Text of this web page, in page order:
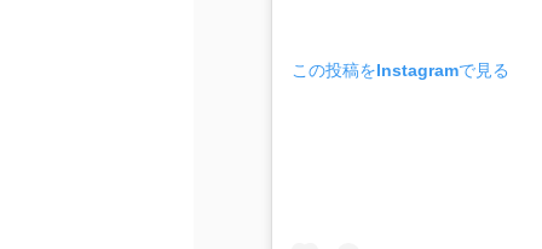
この投稿をInstagramで見る